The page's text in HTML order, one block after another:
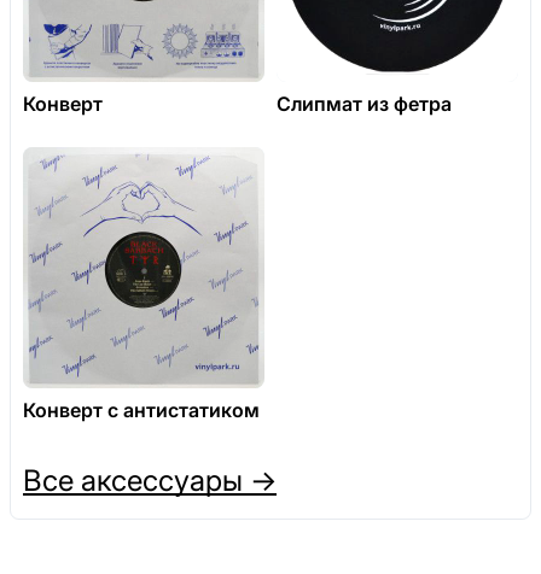
Конверт Слипмат из фетра
Конверт с антистатиком
Все аксессуары →